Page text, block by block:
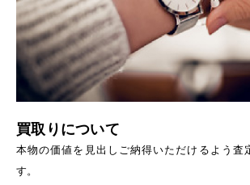
買取りについて
本物の価値を見出しご納得いただけるよう査
す。